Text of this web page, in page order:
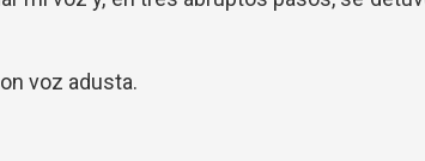
voz adusta.